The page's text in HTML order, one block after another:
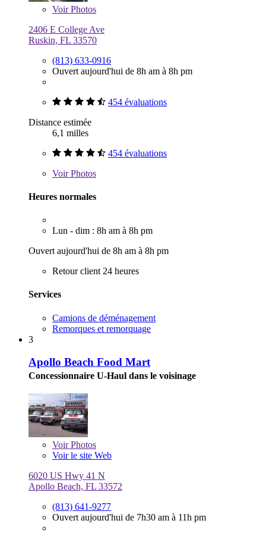
VoirPhotos
2406 E College Ave
Ruskin, FL 33570
(813) 633-0916
Ouvert aujourd'hui de 8h am à 8h pm
454 évaluations
Distance estimée
6,1 milles
454 évaluations
VoirPhotos
Heures normales
Lun - dim : 8h am à 8h pm
Ouvert aujourd'hui de 8h am à 8h pm
Retour client 24 heures
Services
Camions de déménagement
Remorques et remorquage
3
Apollo Beach Food Mart
Concessionnaire U-Haul dans le voisinage
VoirPhotos
Voir le site Web
6020 US Hwy 41 N
Apollo Beach, FL 33572
(813) 641-9277
Ouvert aujourd'hui de 7h30 am à 11h pm